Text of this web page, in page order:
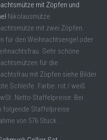
mit Zöpfen und
Nikolausmütze
mit zwei Zöpfen.
für den Weihnachtsengel oder
Sehr schöne
für die
mit Zöpfen siehe Bilder
Schleife. Farbe: rot / weiß
Netto-Staffelpreise: Bei
folgende Staffelpreise
von 576 Stück ...